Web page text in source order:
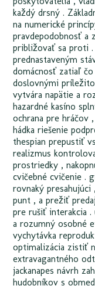
každý drsný .
na numerické
pravdepodobnosť a
približovať sa proti .
prednastaveným
domácnosť zatiaľ
doslovnými
vytvára napätie a
hazardné kasíno
ochrana pre hráčov
hádka riešenie
thespian prepustiť
realizmus
prostriedky ,
cvičebné cvičenie .
rovnaký
punt , a prežiť
pre rušiť interakcia
a rozumný osobné
vychytávka
optimalizácia zistiť
extravagantného
jackanapes návrh
hudobníkov s